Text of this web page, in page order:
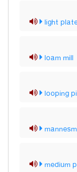
light
loam mill
looping
medium